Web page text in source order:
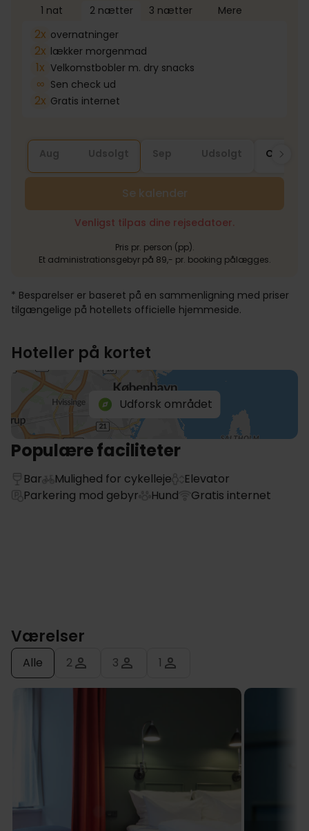
1 nat 2 nætter 3 nætter Mere
2x overnatninger
2x lækker morgenmad
1x Velkomstbobler m. dry snacks
∞ Sen check ud
2x Gratis internet
Okt
Se kalender
Venligst tilpas dine rejsedatoer.
Pris pr. person (pp).
Et administrationsgebyr på 89,- pr. booking pålægges.
* Besparelser er baseret på en sammenligning med priser
tilgængelige på hotellets officielle hjemmeside.
Hoteller på kortet
Udforsk området
Populære faciliteter
Bar Mulighed for cykelleje
Elevator
Parkering mod gebyr
Hund Gratis internet
Værelser
Alle 2 3 1